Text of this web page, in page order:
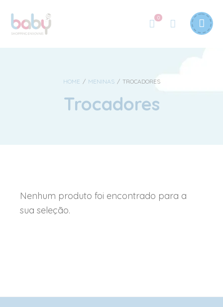
0
HOME / MENINAS / TROCADORES
Trocadores
Nenhum produto foi encontrado para a
sua seleção.